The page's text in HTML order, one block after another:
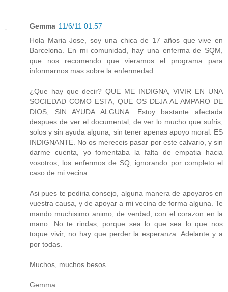
Gemma 11/6/11 01:57
Hola Maria Jose, soy una chica de 17 años que vive en
Barcelona. En mi comunidad, hay una enferma de SQM,
que nos recomendo que vieramos el programa para
informarnos mas sobre la enfermedad.
¿Que hay que decir? QUE ME INDIGNA, VIVIR EN UNA
SOCIEDAD COMO ESTA, QUE OS DEJA AL AMPARO DE
DIOS, SIN AYUDA ALGUNA. Estoy bastante afectada
despues de ver el documental, de ver lo mucho que sufris,
solos y sin ayuda alguna, sin tener apenas apoyo moral. ES
INDIGNANTE. No os mereceis pasar por este calvario, y sin
darme cuenta, yo fomentaba la falta de empatia hacia
vosotros, los enfermos de SQ, ignorando por completo el
caso de mi vecina.
Asi pues te pediria consejo, alguna manera de apoyaros en
vuestra causa, y de apoyar a mi vecina de forma alguna. Te
mando muchisimo animo, de verdad, con el corazon en la
mano. No te rindas, porque sea lo que sea lo que nos
toque vivir, no hay que perder la esperanza. Adelante y a
por todas.
Muchos, muchos besos.
Gemma